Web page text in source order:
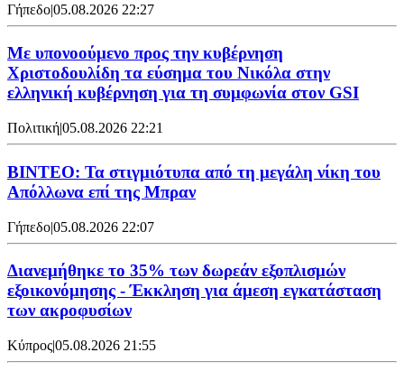
Γήπεδο|05.08.2026 22:27
Με υπονοούμενο προς την κυβέρνηση
Χριστοδουλίδη τα εύσημα του Νικόλα στην
ελληνική κυβέρνηση για τη συμφωνία στον GSI
Πολιτική|05.08.2026 22:21
ΒΙΝΤΕΟ: Τα στιγμιότυπα από τη μεγάλη νίκη του
Απόλλωνα επί της Μπραν
Γήπεδο|05.08.2026 22:07
Διανεμήθηκε το 35% των δωρεάν εξοπλισμών
εξοικονόμησης - Έκκληση για άμεση εγκατάσταση
των ακροφυσίων
Κύπρος|05.08.2026 21:55